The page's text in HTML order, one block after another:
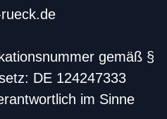
gemäß §
DE 124247333
im Sinne